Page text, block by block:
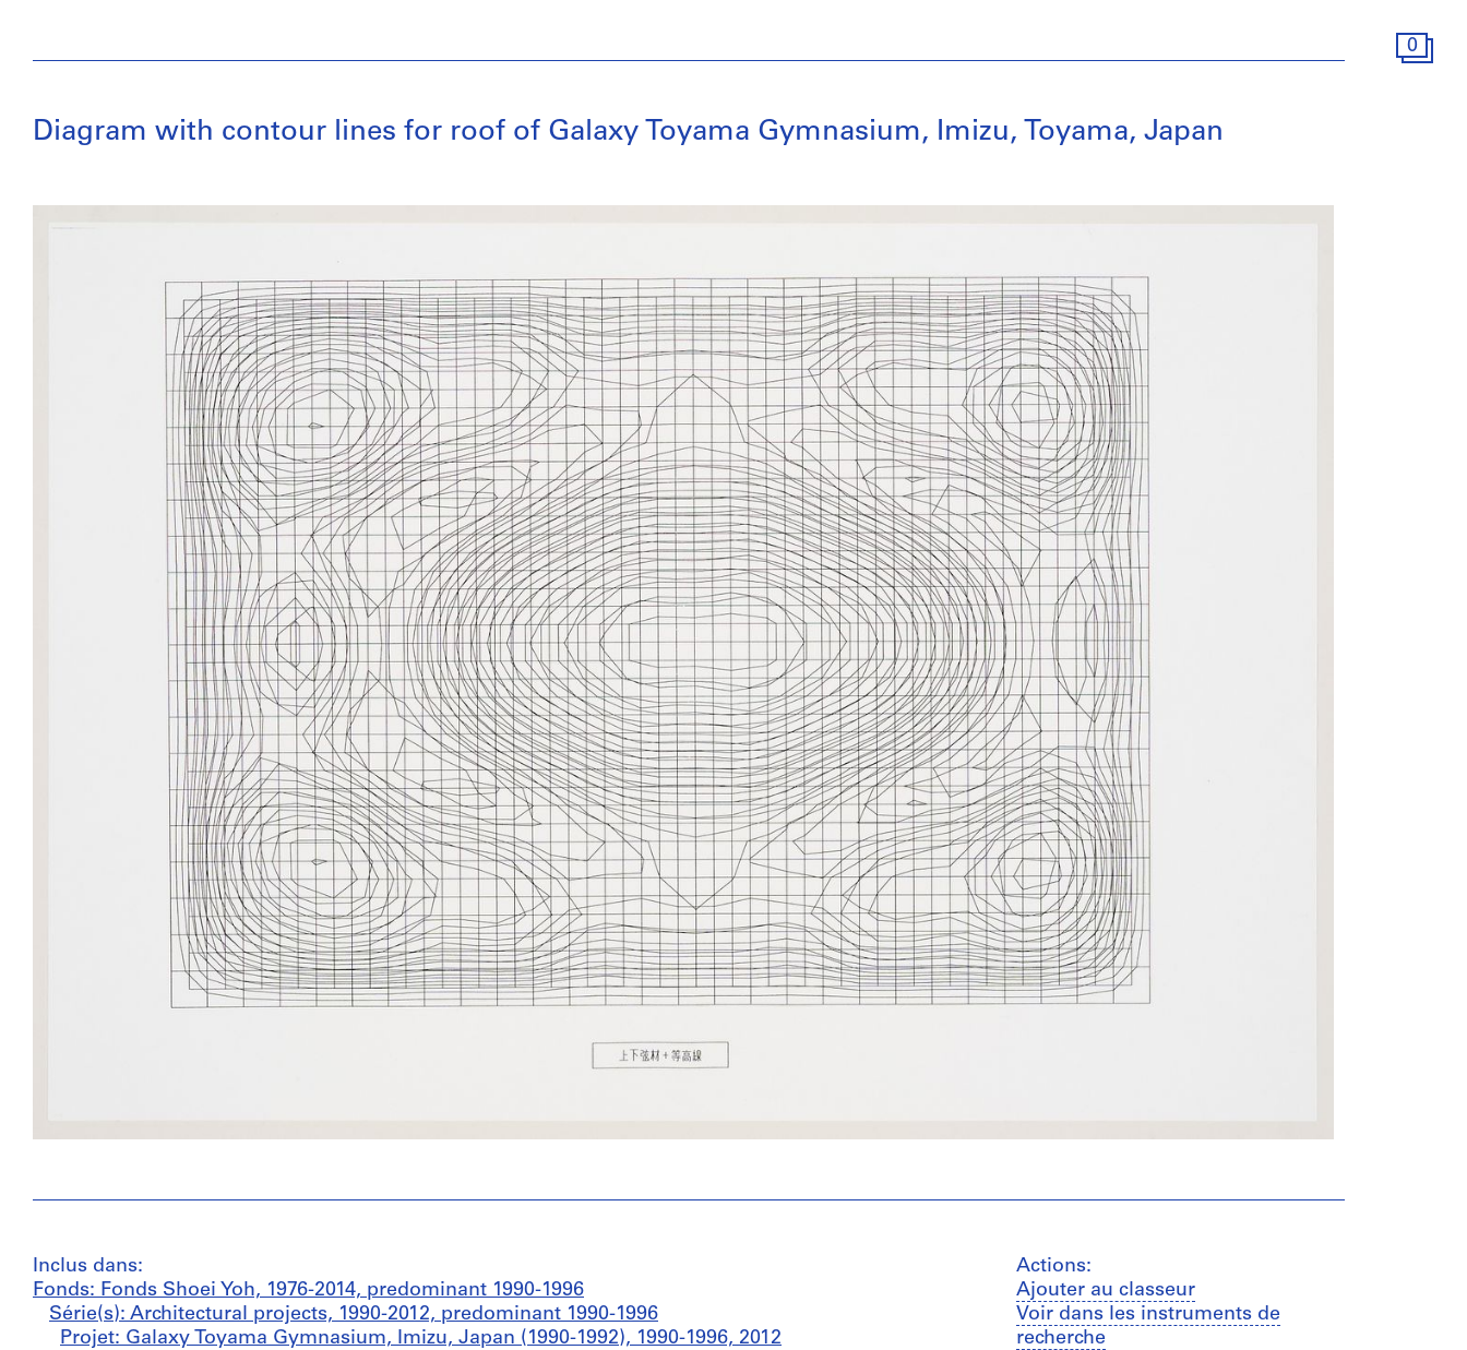
0
Diagram with contour lines for roof of Galaxy Toyama Gymnasium, Imizu, Toyama, Japan
Inclus dans:
Fonds: Fonds Shoei Yoh, 1976-2014, predominant 1990-1996
Série(s): Architectural projects, 1990-2012, predominant 1990-1996
Projet: Galaxy Toyama Gymnasium, Imizu, Japan (1990-1992), 1990-1996, 2012
Actions:
Ajouter au classeur
Voir dans les instruments de
recherche